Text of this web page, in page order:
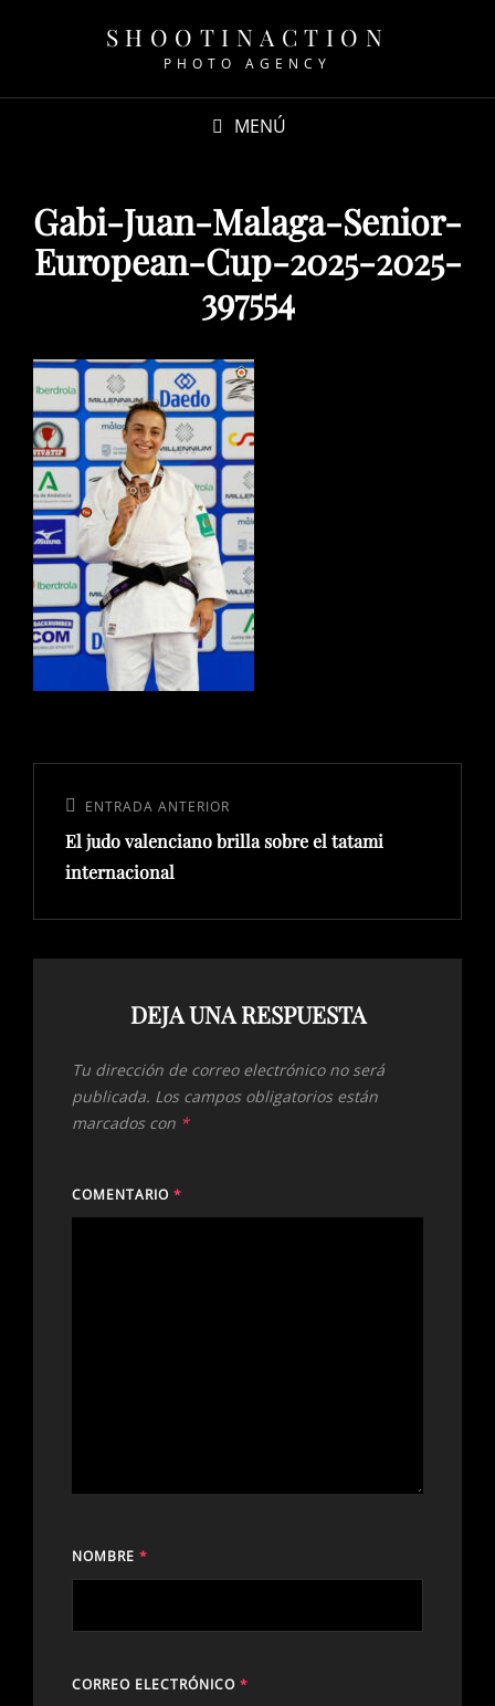
SHOOTINACTION
PHOTO AGENCY
MENÚ
Gabi-Juan-Malaga-Senior-
European-Cup-2025-2025-
397554
entradas
Entrada
anterior:
ENTRADA ANTERIOR
El judo valenciano brilla sobre el tatami
internacional
DEJA UNA RESPUESTA
Tu dirección de correo electrónico no será
publicada. Los campos obligatorios están
marcados con *
COMENTARIO *
NOMBRE *
CORREO ELECTRÓNICO *